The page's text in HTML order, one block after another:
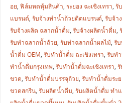
อย, ฟิล์มหดหุ้มสินค้า, ระยอง ฉะเชิงเทรา, รั
แบรนด์, รับจ้างทำน้ำถ้วยติดแบรนด์, รับจ้า
รับจ้างผลิต ฉลากน้ำดื่ม, รับจ้างผลิตน้ำดื่ม,
รับทำฉลากน้ำถ้วย, รับทำฉลากน้ำผลไม้, รั
น้ำดื่ม OEM, รับทำน้ำดื่ม ฉะเชิงเทรา, รับท
ทำน้ำดื่มกรุงเทพ, รับทำน้ำดื่มฉะเชิงเทรา,
ขวด, รับทำน้ำดื่มบรรจุถ้วย, รับทำน้ำดื่มระย
ขวดสกรีน, รับผลิตน้ำดื่ม, รับผลิตน้ำดื่ม ทำ